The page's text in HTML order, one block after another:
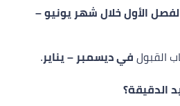
الأول خلال شهر يونيو –
القبول في ديسمبر – يناير.
الدقيقة؟